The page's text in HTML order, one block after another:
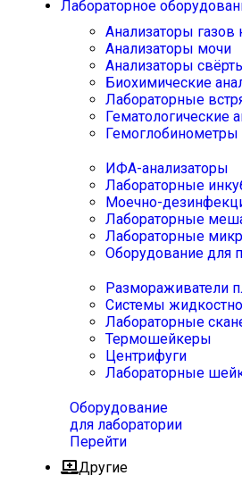
Лабораторное
Анализаторы газов
Анализаторы мочи
Анализаторы
Биохимические
Лабораторные
Гематологические
Гемоглобинометры
ИФА-анализаторы
Лабораторные
Моечно-
Лабораторные
Лабораторные
Оборудование для
Размораживатели
Системы
Лабораторные
Термошейкеры
Центрифуги
Лабораторные
Оборудование
для лаборатории
Перейти
Другие